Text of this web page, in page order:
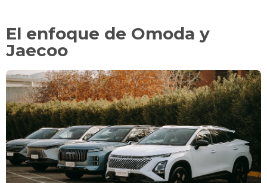
El enfoque de Omoda y
Jaecoo